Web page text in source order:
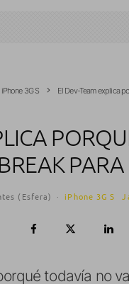
iPhone 3G S El Dev-Team explica
(Esfera) · iPhone 3G S
todavía no